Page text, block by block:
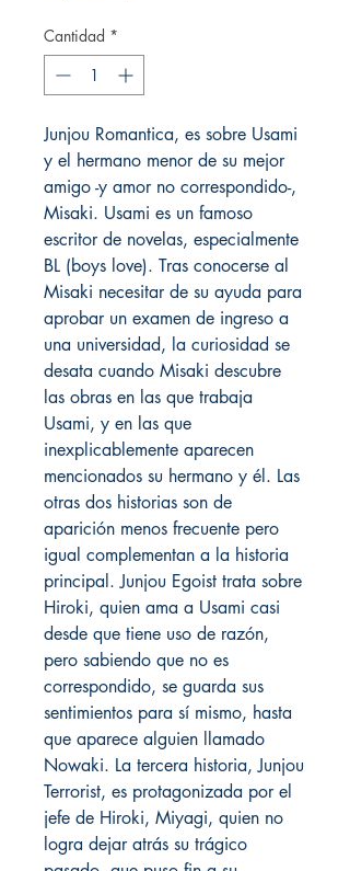
Cantidad *
Junjou Romantica, es sobre Usami
y el hermano menor de su mejor
amigo -y amor no correspondido-,
Misaki. Usami es un famoso
escritor de novelas, especialmente
BL (boys love). Tras conocerse al
Misaki necesitar de su ayuda para
aprobar un examen de ingreso a
una universidad, la curiosidad se
desata cuando Misaki descubre
las obras en las que trabaja
Usami, y en las que
inexplicablemente aparecen
mencionados su hermano y él. Las
otras dos historias son de
aparición menos frecuente pero
igual complementan a la historia
principal. Junjou Egoist trata sobre
Hiroki, quien ama a Usami casi
desde que tiene uso de razón,
pero sabiendo que no es
correspondido, se guarda sus
sentimientos para sí mismo, hasta
que aparece alguien llamado
Nowaki. La tercera historia, Junjou
Terrorist, es protagonizada por el
jefe de Hiroki, Miyagi, quien no
logra dejar atrás su trágico